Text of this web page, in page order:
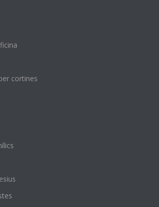
cortines